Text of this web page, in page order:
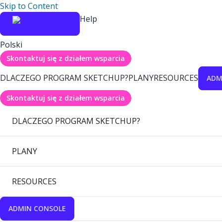
Skip to Content
Help
Polski
Skontaktuj się z działem wsparcia
DLACZEGO PROGRAM SKETCHUP?PLANYRESOURCES
Skontaktuj się z działem wsparcia
DLACZEGO PROGRAM SKETCHUP?
PLANY
RESOURCES
ADMIN CONSOLE